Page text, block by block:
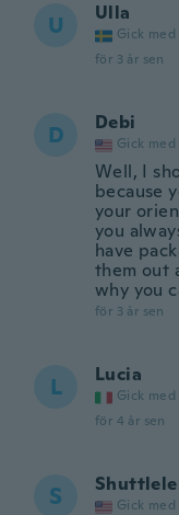
U Ulla
Gick med
för 3 år sen
D Debi
Gick med
Well, I
because
your
you
have
them out
why you
för 3 år sen
L Lucia
Gick med
för 4 år sen
S Gick med